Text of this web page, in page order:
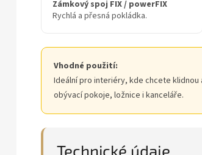
Zámkový spoj FIX / powerFIX
Rychlá a přesná pokládka.
Vhodné použití:
Ideální pro interiéry, kde chcete
obývací pokoje, ložnice i kanceláře.
Technické údaje